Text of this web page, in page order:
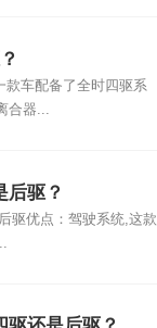
款车配备了全时四驱系
合器...
后驱？
驱优点：驾驶系统,这款